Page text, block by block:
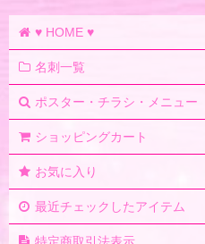
♥ HOME ♥
名刺一覧
ポスター・チラシ・メニュー
ショッピングカート
お気に入り
最近チェックしたアイテム